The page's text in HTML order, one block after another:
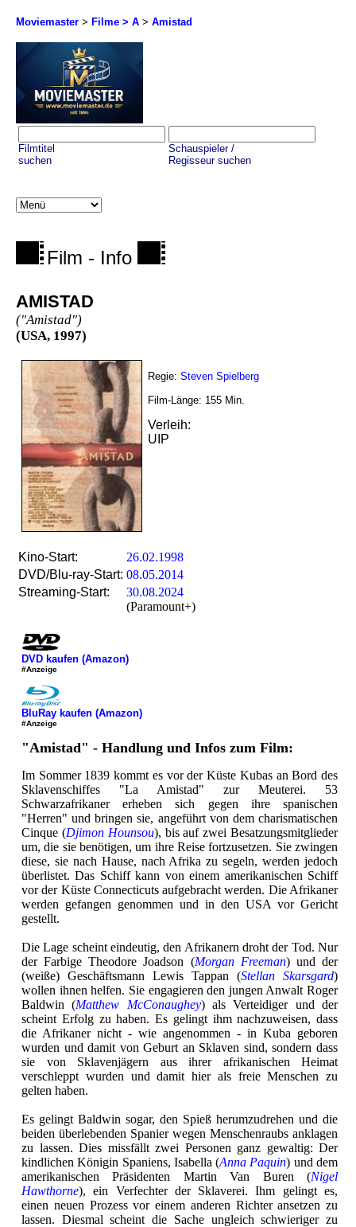
Moviemaster > Filme > A > Amistad
Filmtitel
suchen
Schauspieler /
Regisseur suchen
Film - Info
AMISTAD
("Amistad")
(USA, 1997)
Regie: Steven Spielberg
Film-Länge: 155 Min.
Verleih:
UIP
Kino-Start:
26.02.1998
DVD/Blu-ray-Start: 08.05.2014
Streaming-Start:
30.08.2024
(Paramount+)
DVD kaufen (Amazon)
#Anzeige
BluRay kaufen (Amazon)
#Anzeige
"Amistad" - Handlung und Infos zum Film:
Im Sommer 1839 kommt es vor der Küste Kubas an Bord des
Sklavenschiffes "La Amistad" zur Meuterei. 53
Schwarzafrikaner erheben sich gegen ihre spanischen
"Herren" und bringen sie, angeführt von dem charismatischen
Cinque (Djimon Hounsou), bis auf zwei Besatzungsmitglieder
um, die sie benötigen, um ihre Reise fortzusetzen. Sie zwingen
diese, sie nach Hause, nach Afrika zu segeln, werden jedoch
überlistet. Das Schiff kann von einem amerikanischen Schiff
vor der Küste Connecticuts aufgebracht werden. Die Afrikaner
werden gefangen genommen und in den USA vor Gericht
gestellt.
Die Lage scheint eindeutig, den Afrikanern droht der Tod. Nur
der Farbige Theodore Joadson (Morgan Freeman) und der
(weiße) Geschäftsmann Lewis Tappan (Stellan Skarsgard)
wollen ihnen helfen. Sie engagieren den jungen Anwalt Roger
Baldwin (Matthew McConaughey) als Verteidiger und der
scheint Erfolg zu haben. Es gelingt ihm nachzuweisen, dass
die Afrikaner nicht - wie angenommen - in Kuba geboren
wurden und damit von Geburt an Sklaven sind, sondern dass
sie von Sklavenjägern aus ihrer afrikanischen Heimat
verschleppt wurden und damit hier als freie Menschen zu
gelten haben.
Es gelingt Baldwin sogar, den Spieß herumzudrehen und die
beiden überlebenden Spanier wegen Menschenraubs anklagen
zu lassen. Dies missfällt zwei Personen ganz gewaltig: Der
kindlichen Königin Spaniens, Isabella (Anna Paquin) und dem
amerikanischen Präsidenten Martin Van Buren (Nigel
Hawthorne), ein Verfechter der Sklaverei. Ihm gelingt es,
einen neuen Prozess vor einem anderen Richter ansetzen zu
lassen. Diesmal scheint die Sache ungleich schwieriger zu